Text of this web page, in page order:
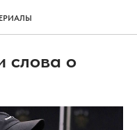
слова о